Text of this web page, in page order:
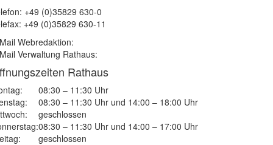
+49 (0)35829 630-0
+49 (0)35829 630-11
Webredaktion:
Verwaltung Rathaus:
Rathaus
08:30 – 11:30 Uhr
08:30 – 11:30 Uhr und 14:00 – 18:00 Uhr
geschlossen
08:30 – 11:30 Uhr und 14:00 – 17:00 Uhr
geschlossen